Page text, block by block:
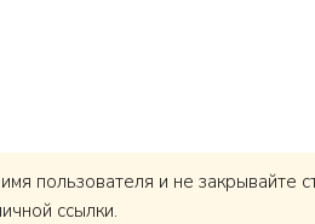
пользователя и не закрывайте
ссылки.